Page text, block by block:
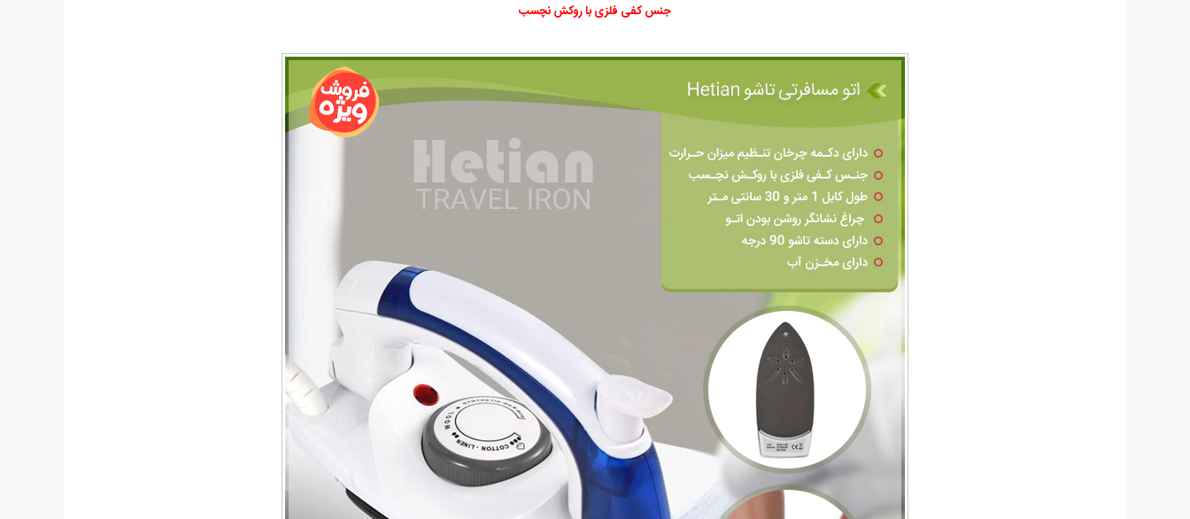
جنس کفی فلزی با روکش نچسب